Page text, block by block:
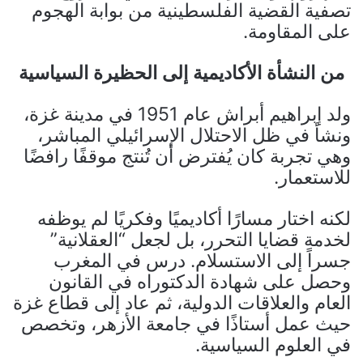
تصفية القضية الفلسطينية من بوابة الهجوم
على المقاومة.
من النشأة الأكاديمية إلى الحظيرة السياسية
ولد إبراهيم أبراش عام 1951 في مدينة غزة،
ونشأ في ظل الاحتلال الإسرائيلي المباشر،
وهي تجربة كان يُفترض أن تُنتج موقفًا رافضًا
للاستعمار.
لكنه اختار مسارًا أكاديميًا وفكريًا لم يوظفه
لخدمة قضايا التحرر، بل لجعل “العقلانية”
جسراً إلى الاستسلام. درس في المغرب
وحصل على شهادة الدكتوراه في القانون
العام والعلاقات الدولية، ثم عاد إلى قطاع غزة
حيث عمل أستاذًا في جامعة الأزهر، وتخصص
في العلوم السياسية.